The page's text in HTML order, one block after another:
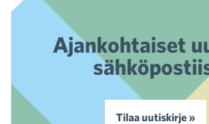
Ajankohtaiset
Tilaa uutiskirje »